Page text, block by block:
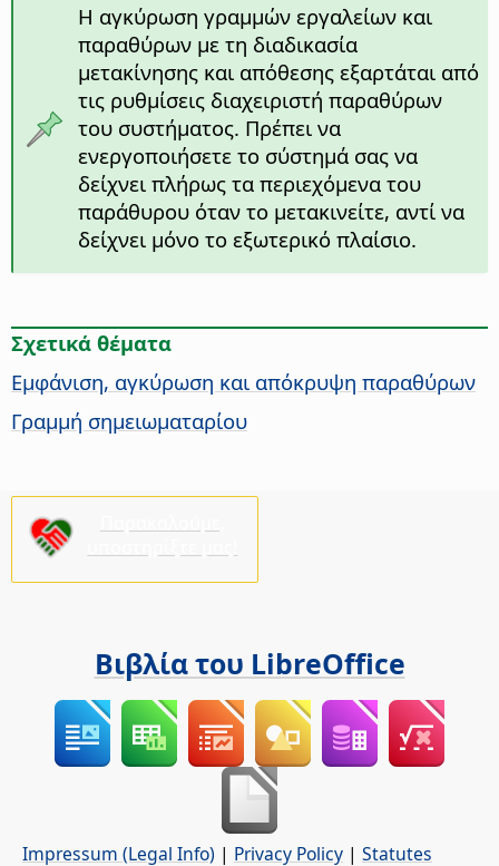
Η αγκύρωση γραμμών εργαλείων και
παραθύρων με τη διαδικασία
μετακίνησης και απόθεσης εξαρτάται από
τις ρυθμίσεις διαχειριστή παραθύρων
του συστήματος. Πρέπει να
ενεργοποιήσετε το σύστημά σας να
δείχνει πλήρως τα περιεχόμενα του
παράθυρου όταν το μετακινείτε, αντί να
δείχνει μόνο το εξωτερικό πλαίσιο.
Σχετικά θέματα
Εμφάνιση, αγκύρωση και απόκρυψη παραθύρων
Γραμμή σημειωματαρίου
Βιβλία του LibreOffice
Impressum (Legal Info) | Privacy Policy | Statutes